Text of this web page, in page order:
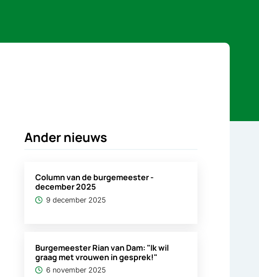
Ander nieuws
Column van de burgemeester -
december 2025
9 december 2025
Burgemeester Rian van Dam: "Ik wil
graag met vrouwen in gesprek!"
6 november 2025